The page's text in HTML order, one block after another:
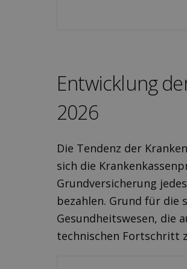
Ent­wicklung
2026
Die Tendenz der
sich die
Grundversicherung
bezahlen. Grund für die
Gesundheitswesen, die
technischen Fortschritt